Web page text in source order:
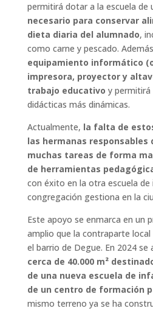
permitirá dotar a la escuela de
necesario para conservar
dieta diaria del alumnado,
como carne y pescado.
equipamiento informático
impresora, proyector y
trabajo educativo y permitirá
didácticas más dinámicas.
Actualmente, la falta de
las hermanas
muchas tareas de forma
de herramientas
con éxito en la otra escuela de
congregación gestiona en la
Este apoyo se enmarca en un
amplio que la contraparte
el barrio de Degue. En 2024 se
cerca de 40.000 m²
de una nueva escuela de
de un centro de formación
mismo terreno ya se ha